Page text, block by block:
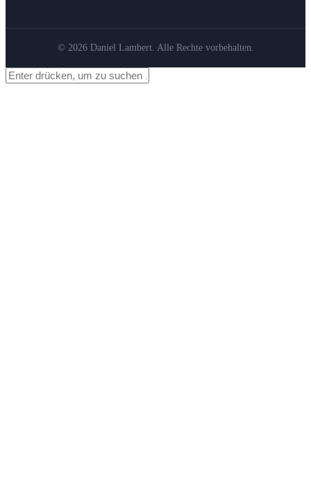
© 2026 Daniel Lambert. Alle Rechte vorbehalten.